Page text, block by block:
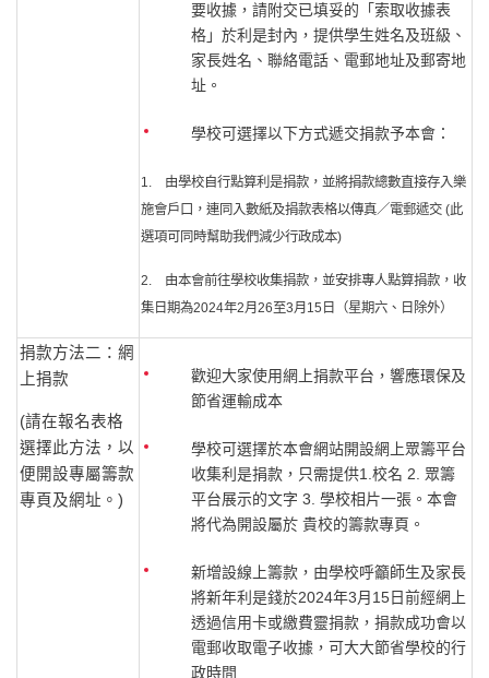
要收據，請附交已填妥的「索取收據表
格」於利是封內，提供學生姓名及班級、
家長姓名、聯絡電話、電郵地址及郵寄地
址。
學校可選擇以下方式遞交捐款予本會：
1. 由學校自行點算利是捐款，並將捐款總數直接存入樂
施會戶口，連同入數紙及捐款表格以傳真／電郵遞交 (此
選項可同時幫助我們減少行政成本)
2. 由本會前往學校收集捐款，並安排專人點算捐款，收
集日期為2024年2月26至3月15日（星期六、日除外）
捐款方法二：網
上捐款
(請在報名表格
選擇此方法，以
便開設專屬籌款
專頁及網址。)
歡迎大家使用網上捐款平台，響應環保及
節省運輸成本
學校可選擇於本會網站開設網上眾籌平台
收集利是捐款，只需提供1.校名 2. 眾籌
平台展示的文字 3. 學校相片一張。本會
將代為開設屬於 貴校的籌款專頁。
新增設線上籌款，由學校呼籲師生及家長
將新年利是錢於2024年3月15日前經網上
透過信用卡或繳費靈捐款，捐款成功會以
電郵收取電子收據，可大大節省學校的行
政時間